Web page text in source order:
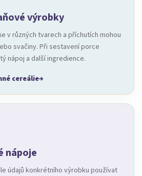
výrobky
v různých tvarech a příchutích mohou
svačiny. Při sestavení porce
nápoj a další ingredience.
cereálie
nápoje
údajů konkrétního výrobku používat